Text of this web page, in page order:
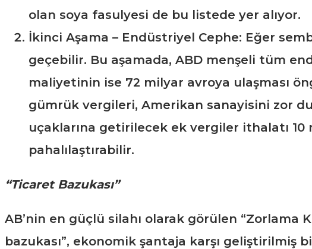
olan soya fasulyesi de bu listede yer alıyor.
İkinci Aşama – Endüstriyel Cephe: Eğer
geçebilir. Bu aşamada, ABD menşeli tüm
maliyetinin ise 72 milyar avroya ulaşması
gümrük vergileri, Amerikan sanayisini zor
uçaklarına getirilecek ek vergiler ithalatı
pahalılaştırabilir.
“Ticaret Bazukası”
AB’nin en güçlü silahı olarak görülen “Zorlama
bazukası”, ekonomik şantaja karşı geliştirilmiş